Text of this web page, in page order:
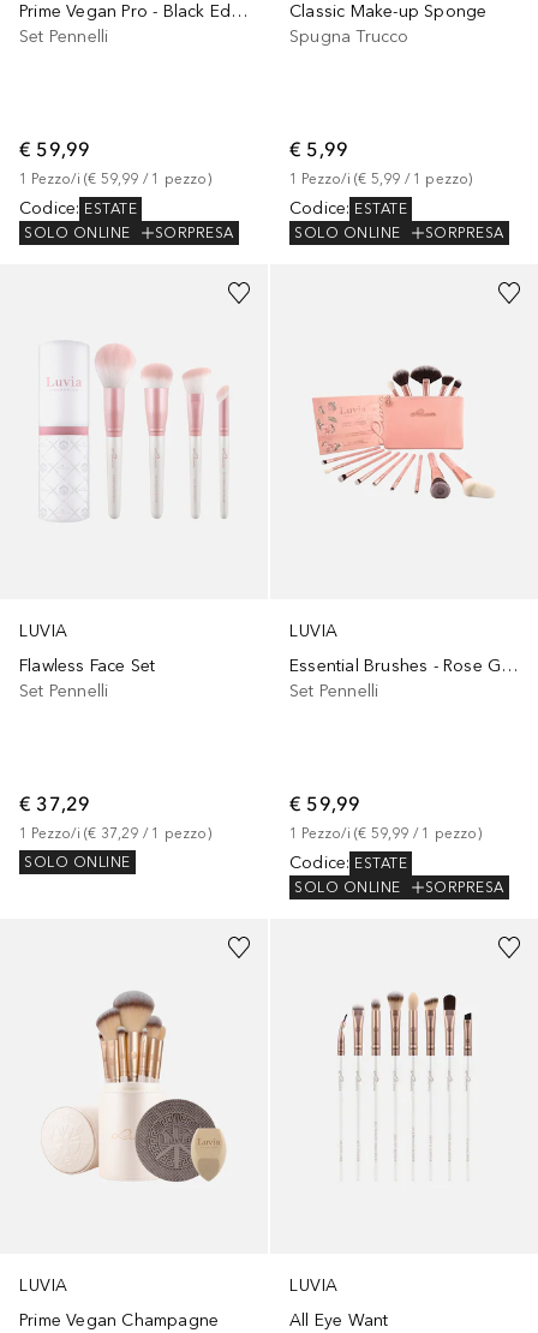
Prime Vegan Pro - Black Edition
Set Pennelli
€ 59,99
1 Pezzo/i (€ 59,99 / 1 pezzo)
Codice: ESTATE
SOLO ONLINE
SORPRESA
Classic Make-up Sponge
Spugna Trucco
€ 5,99
1 Pezzo/i (€ 5,99 / 1 pezzo)
Codice: ESTATE
SOLO ONLINE
SORPRESA
LUVIA
Flawless Face Set
Set Pennelli
€ 37,29
1 Pezzo/i (€ 37,29 / 1 pezzo)
SOLO ONLINE
LUVIA
Essential Brushes - Rose Golden Vintage
Set Pennelli
€ 59,99
1 Pezzo/i (€ 59,99 / 1 pezzo)
Codice: ESTATE
SOLO ONLINE
SORPRESA
LUVIA
Prime Vegan Champagne
LUVIA
All Eye Want